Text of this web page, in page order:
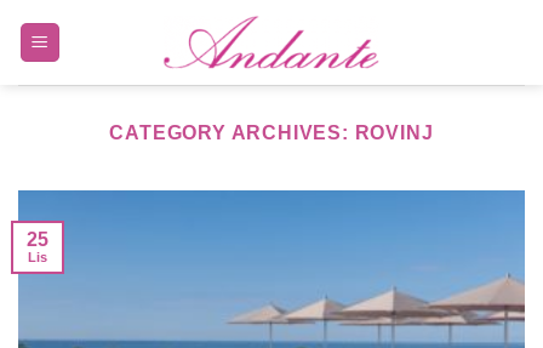
CATEGORY ARCHIVES: ROVINJ
25
Lis